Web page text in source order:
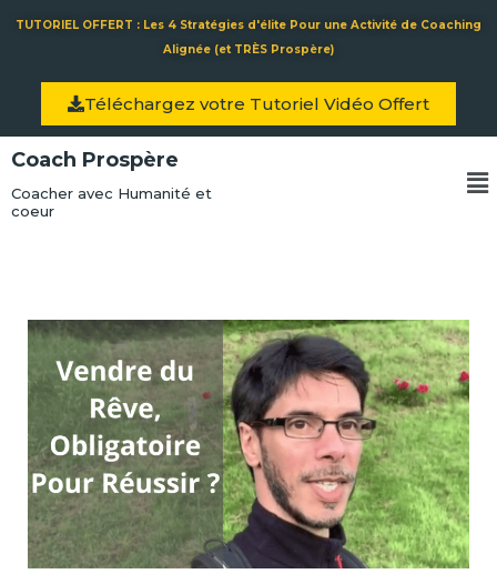
TUTORIEL OFFERT : Les 4 Stratégies d'élite Pour une Activité de Coaching
Alignée (et TRÈS Prospère)
Téléchargez votre Tutoriel Vidéo Offert
Coach Prospère
Coacher avec Humanité et
coeur